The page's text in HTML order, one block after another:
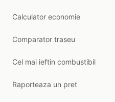
Calculator economie
Comparator traseu
Cel mai ieftin combustibil
Raporteaza un pret